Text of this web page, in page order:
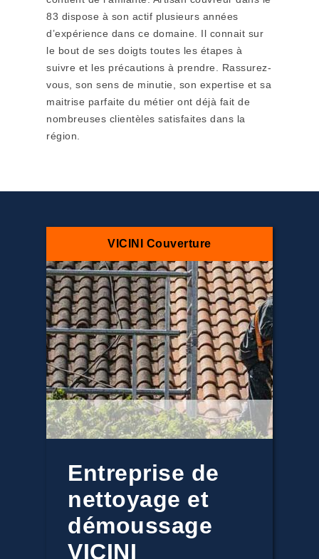
83 dispose à son actif plusieurs années
d’expérience dans ce domaine. Il connait sur
le bout de ses doigts toutes les étapes à
suivre et les précautions à prendre. Rassurez-
vous, son sens de minutie, son expertise et sa
maitrise parfaite du métier ont déjà fait de
nombreuses clientèles satisfaites dans la
région.
VICINI Couverture
Entreprise de
nettoyage et
démoussage
VICINI